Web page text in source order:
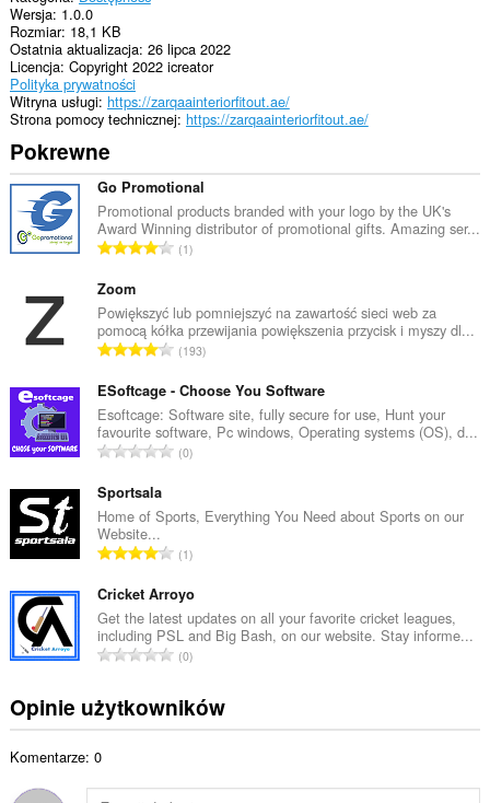
Wersja 1.0.0
Rozmiar 18,1 KB
Ostatnia aktualizacja 26 lipca 2022
Licencja Copyright 2022 icreator
Polityka prywatności
Witryna usługi https://zarqaainteriorfitout.ae/
Strona pomocy technicznej https://zarqaainteriorfitout.ae/
Pokrewne
Go Promotional
Promotional products branded with your logo by the UK's
Award Winning distributor of promotional gifts. Amazing ser...
C
k
o
w
t
a
l
z
a
c
e
n
:
1
Zoom
Powiększyć lub pomniejszyć na zawartość sieci web za
pomocą kółka przewijania powiększenia przycisk i myszy dl...
C
ł
k
o
w
a
l
c
z
b
a
c
e
193
ESoftcage - Choose You Software
Esoftcage: Software site, fully secure for use, Hunt your
favourite software, Pc windows, Operating systems (OS), d...
C
k
w
t
a
l
z
b
0
Sportsala
Home of Sports, Everything You Need about Sports on our
Website...
C
ł
k
o
w
t
a
c
1
Cricket Arroyo
Get the latest updates on all your favorite cricket leagues,
including PSL and Big Bash, on our website. Stay informe...
C
k
i
0
Opinie użytkowników
Komentarze: 0